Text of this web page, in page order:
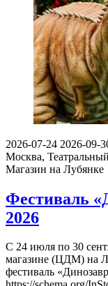
2026-07-24 2026-09-
Москва,
Магазин на Лубянке
Фестиваль
2026
С 24 июля по 30
магазине (ЦДМ) на
фестиваль